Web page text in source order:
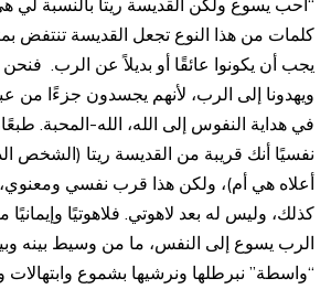
“أحب يسوع ولكن القديسة ريتا بالنسبة لي
كلمات من هذا النوع تجعل القديسة تنتفض
يجب أن يكونوا عائقًا أو بديلاً عن الرب. فنحن
ويهدونا إلى الرب، لأنهم يجسدون جزءًا من
في هداية النفوس إلى الله، الله-المحبة.
نفسيًا أنك قريبة من القديسة ريتا (الشخص
أعلاه هي أم)، ولكن هذا قرب نفسي
كذلك، وليس له بعد لاهوتي. فلاهوتيًا
الرب يسوع إلى النفس، ما من وسيط بينه
“واسطة” نبرطلها ونرشيها بشموع